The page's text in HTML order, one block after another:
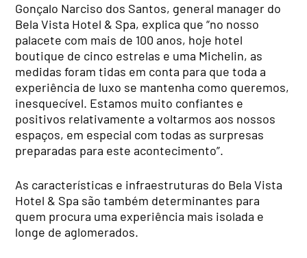
Gonçalo Narciso dos Santos, general manager do
Bela Vista Hotel & Spa, explica que “no nosso
palacete com mais de 100 anos, hoje hotel
boutique de cinco estrelas e uma Michelin, as
medidas foram tidas em conta para que toda a
experiência de luxo se mantenha como queremos,
inesquecível. Estamos muito confiantes e
positivos relativamente a voltarmos aos nossos
espaços, em especial com todas as surpresas
preparadas para este acontecimento”.
As características e infraestruturas do Bela Vista
Hotel & Spa são também determinantes para
quem procura uma experiência mais isolada e
longe de aglomerados.